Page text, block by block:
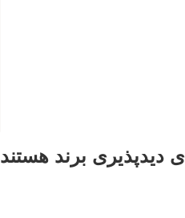
دیدپذیری برند هستند